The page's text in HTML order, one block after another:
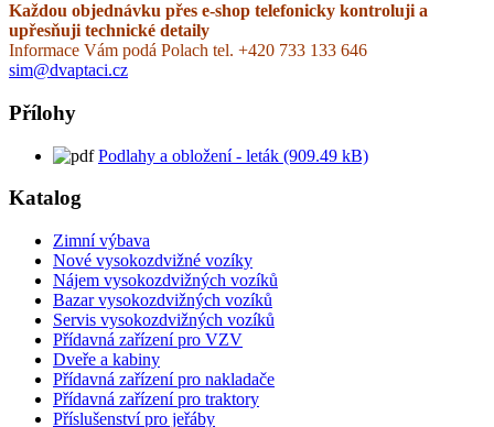
Každou objednávku přes e-shop telefonicky kontroluji a
upřesňuji technické detaily
Informace Vám podá Polach tel. +420 733 133 646
sim@dvaptaci.cz
Přílohy
Podlahy a obložení - leták (909.49 kB)
Katalog
Zimní výbava
Nové vysokozdvižné vozíky
Nájem vysokozdvižných vozíků
Bazar vysokozdvižných vozíků
Servis vysokozdvižných vozíků
Přídavná zařízení pro VZV
Dveře a kabiny
Přídavná zařízení pro nakladače
Přídavná zařízení pro traktory
Příslušenství pro jeřáby